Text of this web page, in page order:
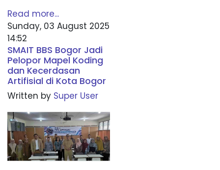
Read more...
Sunday, 03 August 2025
14:52
SMAIT BBS Bogor Jadi
Pelopor Mapel Koding
dan Kecerdasan
Artifisial di Kota Bogor
Written by Super User